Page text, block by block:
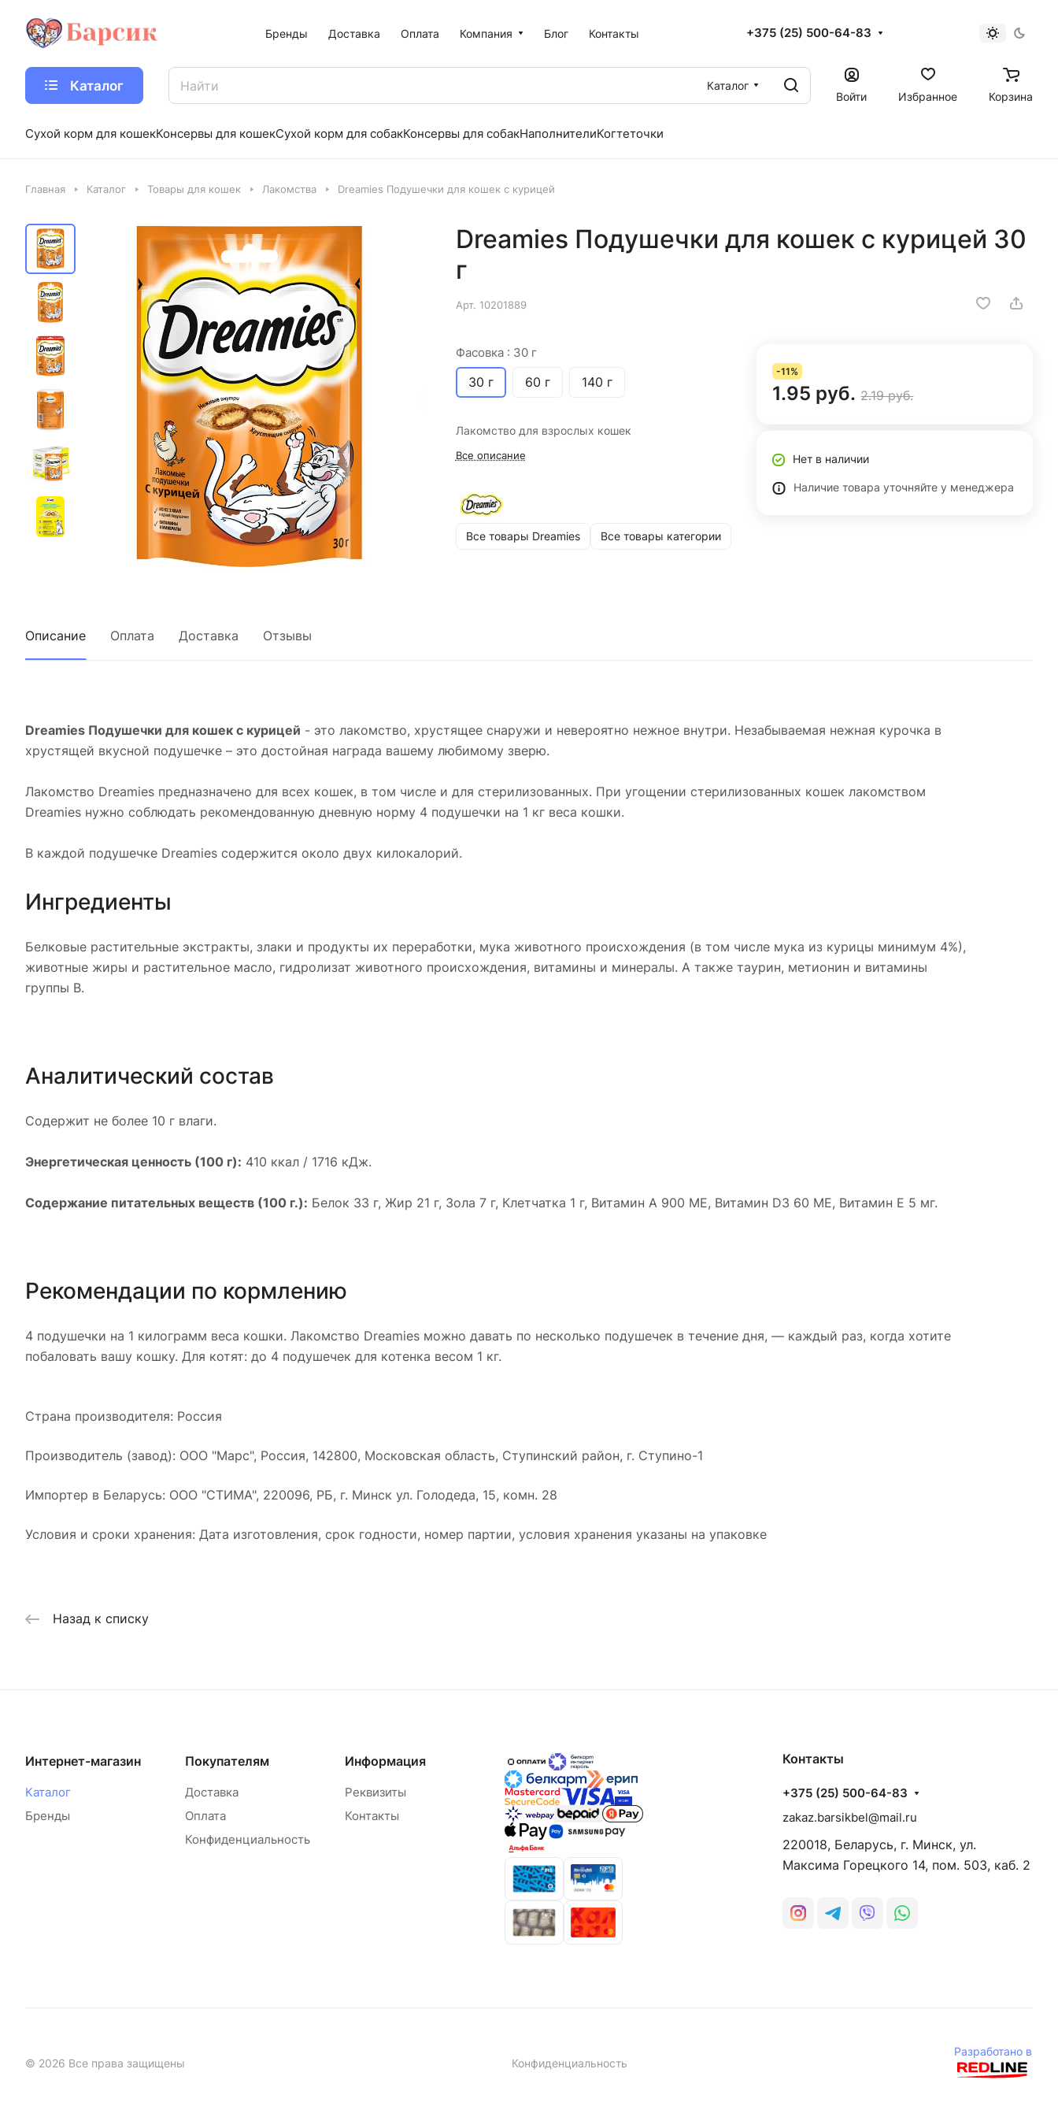
Бренды Доставка Оплата Компания Блог Контакты +375 (25) 500-64-83
Каталог
Каталог
Войти
Избранное Корзина
Сухой корм для кошекКонсервы для кошекСухой корм для собакКонсервы для собакНаполнителиКогтеточки
Главная Каталог Товары для кошек Лакомства Dreamies Подушечки для кошек с курицей
Dreamies Подушечки для кошек с курицей 30
г
Арт. 10201889
Фасовка : 30 г
30 г 60 г 140 г
Лакомство для взрослых кошек
Все описание
Все товары Dreamies Все товары категории
-11%
1.95 руб. 2.19 руб.
Нет в наличии
Наличие товара уточняйте у менеджера
Описание Оплата Доставка Отзывы
Dreamies Подушечки для кошек с курицей - это лакомство, хрустящее снаружи и невероятно нежное внутри. Незабываемая нежная курочка в
хрустящей вкусной подушечке – это достойная награда вашему любимому зверю.
Лакомство Dreamies предназначено для всех кошек, в том числе и для стерилизованных. При угощении стерилизованных кошек лакомством
Dreamies нужно соблюдать рекомендованную дневную норму 4 подушечки на 1 кг веса кошки.
В каждой подушечке Dreamies содержится около двух килокалорий.
Ингредиенты
Белковые растительные экстракты, злаки и продукты их переработки, мука животного происхождения (в том числе мука из курицы минимум 4%),
животные жиры и растительное масло, гидролизат животного происхождения, витамины и минералы. А также таурин, метионин и витамины
группы В.
Аналитический состав
Содержит не более 10 г влаги.
Энергетическая ценность (100 г): 410 ккал / 1716 кДж.
Содержание питательных веществ (100 г.): Белок 33 г, Жир 21 г, Зола 7 г, Клетчатка 1 г, Витамин А 900 МЕ, Витамин D3 60 МЕ, Витамин E 5 мг.
Рекомендации по кормлению
4 подушечки на 1 килограмм веса кошки. Лакомство Dreamies можно давать по несколько подушечек в течение дня, — каждый раз, когда хотите
побаловать вашу кошку. Для котят: до 4 подушечек для котенка весом 1 кг.
Страна производителя: Россия
Производитель (завод): ООО "Марс", Россия, 142800, Московская область, Ступинский район, г. Ступино-1
Импортер в Беларусь: ООО "СТИМА", 220096, РБ, г. Минск ул. Голодеда, 15, комн. 28
Условия и сроки хранения: Дата изготовления, срок годности, номер партии, условия хранения указаны на упаковке
Назад к списку
Интернет-магазин
Каталог
Бренды
Покупателям
Доставка
Оплата
Конфиденциальность
Информация
Реквизиты
Контакты
Контакты
+375 (25) 500-64-83
zakaz.barsikbel@mail.ru
220018, Беларусь, г. Минск, ул.
Максима Горецкого 14, пом. 503, каб. 2
© 2026 Все права защищены Конфиденциальность
Разработано в